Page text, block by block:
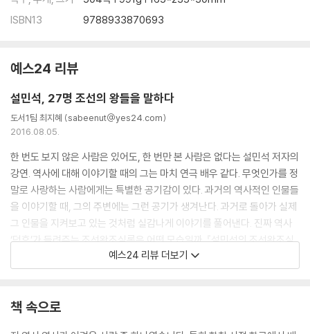
- 조선 고유의 법전, 경국대전을 완성하다
- 왕으로서는 100점! 남편으로서는 0점!이었던 성종
미친 호랑이. 조선 최고의 폭군·215
- 신하들의 입을 막고, 자신의 귀를 닫은 연산군
- 천 명의 기생과 ‘흥청망청’했던 임금
【 제11대 중종 】
변덕쟁이 호랑이. 조광조를 등용하고 버린 임금·233
- 임금도 읽어야 했던 초등 교과서 [소학]
- 중종의 남자, 조광조! 중종에게 버림을 받다
【 제12대 인종 】
9개월만 호랑이. 1년도 채우지 못한 조선 최단기 임금·251
- 3세 때부터 책을 줄줄 읽었던 신동
ISBN13
9788933870693
예스24 리뷰
설민석, 27명 조선의 왕들을 말하다
도서1팀 최지혜 (sabeenut@yes24.com)
2016.08.05.
한 번도 보지 않은 사람은 있어도, 한 번만 본 사람은 없다는 설민석 저자의
강연. 역사에 대해 이야기할 때의 그는 마치 연극 배우 같다. 무엇인가를 정
말로 사랑하는 사람에게는 특별한 공기감이 있다. 과거의 역사적인 인물들
을 이야기할 때, 그의 주변에는 그런 공기가 생겨난다. 과거로 돌아가 실제
그 인물을 지켜보고 있는 것처럼 실감나게 이야기를 풀어낸다. 진짜 역사
‘덕후’가 들려주는 조선왕조실록은 어떤 모습일까. 『설민석의 조선왕조실
록』 역시 한 편의 생생한 강연을 보듯 술술 넘어간다.
금조차 볼 수 없었던 국가기밀문서다. 언제부터 어떤 이유로 실록이 만들
예스24 리뷰 더보기
책 속으로